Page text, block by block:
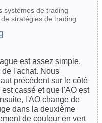
systèmes de trading
stratégies de trading
est assez simple.
de l'achat. Nous
précédent sur le côté
cassé et que l'AO est
l'AO change de
dans la deuxième
de couleur en vert